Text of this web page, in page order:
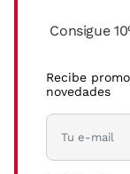
Consigue
Recibe
novedades